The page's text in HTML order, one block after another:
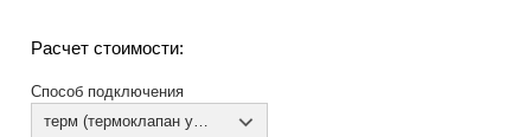
Расчет стоимости:
Способ подключения
терм (термоклапан установлен)